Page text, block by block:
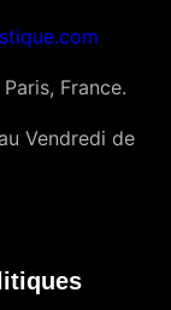
France.
Vendredi de